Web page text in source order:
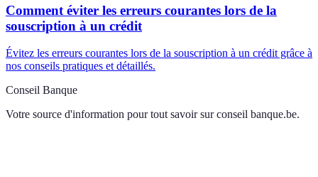
Comment éviter les erreurs courantes lors de la
souscription à un crédit
Évitez les erreurs courantes lors de la souscription à un crédit grâce à
nos conseils pratiques et détaillés.
Conseil Banque
Votre source d'information pour tout savoir sur conseil banque.be.